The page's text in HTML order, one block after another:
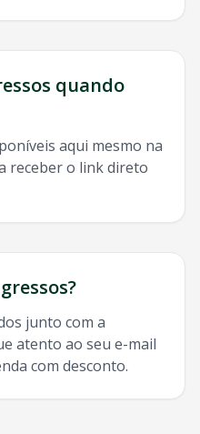
quando
aqui mesmo na
receber o link direto
junto com a
atento ao seu e-mail
com desconto.